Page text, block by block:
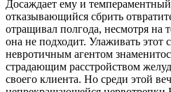
Досаждает ему и темпераментный
отказывающийся сбрить
отращивал полгода, несмотря на
она не подходит. Улаживать этот
невротичным агентом
страдающим расстройством
своего клиента. Но среди этой